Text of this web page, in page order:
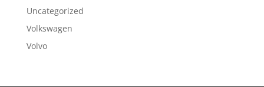
Uncategorized
Volkswagen
Volvo